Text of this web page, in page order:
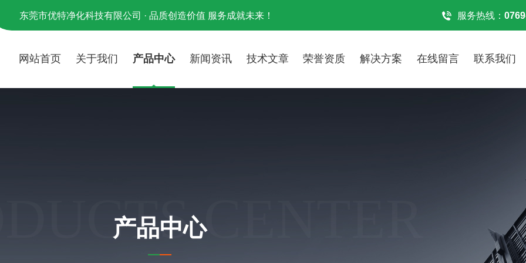
东莞市优特净化科技有限公司 · 品质创造价值 服务成就未来！ 服务热线：
网站首页 关于我们 产品中心 新闻资讯 技术文章 荣誉资质 解决方案 在线留言 联系我们
CENTER
产品中心